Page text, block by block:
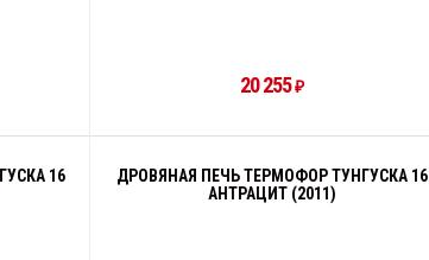
20 255₽
16
ДРОВЯНАЯ ПЕЧЬ ТЕРМОФОР ТУНГУСКА 16
АНТРАЦИТ (2011)